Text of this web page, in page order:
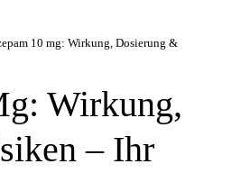
10 mg: Wirkung, Dosierung &
Wirkung,
– Ihr